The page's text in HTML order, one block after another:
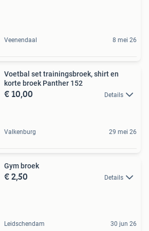
Veenendaal 8 mei 26
Voetbal set trainingsbroek, shirt en
korte broek Panther 152
€ 10,00 Details
Valkenburg 29 mei 26
Gym broek
€ 2,50 Details
Leidschendam 30 jun 26